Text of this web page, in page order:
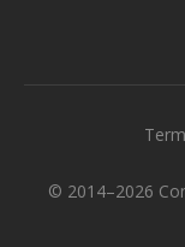
© 2014–2026